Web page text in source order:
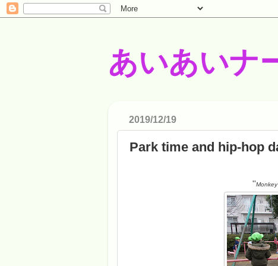
あいあいナ
2019/12/19
Park time and hip-hop
''